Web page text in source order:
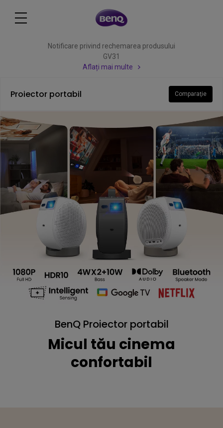
Notificare privind rechemarea produsului
GV31
Aflați mai multe
Proiector portabil Comparaţie
BenQ Proiector portabil
Micul tău cinema
confortabil